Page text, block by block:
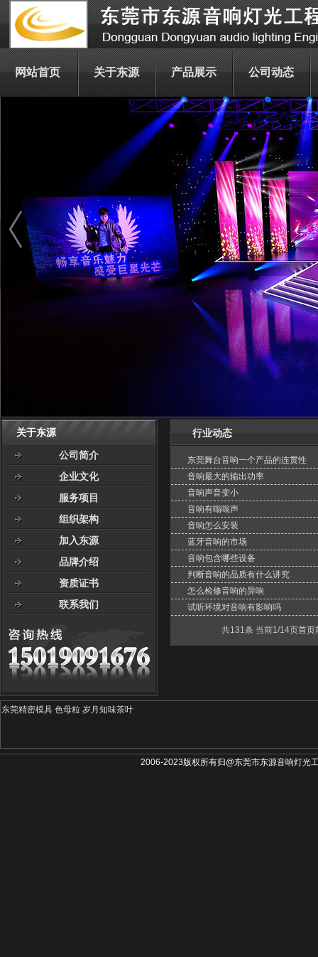
网站首页 关于东源 产品展示 公司动态
关于东源
公司简介
企业文化
服务项目
组织架构
加入东源
品牌介绍
资质证书
联系我们
行业动态
东莞舞台音响一个产品的连贯性
音响最大的输出功率
音响声音变小
音响有嗡嗡声
音响怎么安装
蓝牙音响的市场
音响包含哪些设备
判断音响的品质有什么讲究
怎么检修音响的异响
试听环境对音响有影响吗
共131条 当前1/14页首页
东莞精密模具 色母粒 岁月知味茶叶
2006-2023版权所有归@东莞市东源音响灯光